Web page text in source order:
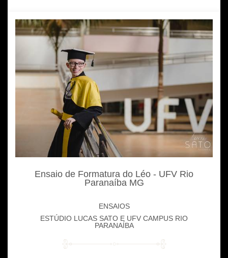
Ensaio de Formatura do Léo - UFV Rio
Paranaíba MG
ENSAIOS
ESTÚDIO LUCAS SATO E UFV CAMPUS RIO
PARANAÍBA